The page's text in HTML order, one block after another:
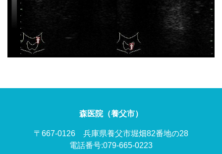
森医院（養父市）
〒667-0126 兵庫県養父市堀畑82番地の28
電話番号:079-665-0223